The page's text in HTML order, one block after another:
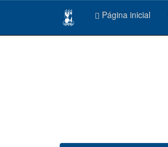
Página inicial